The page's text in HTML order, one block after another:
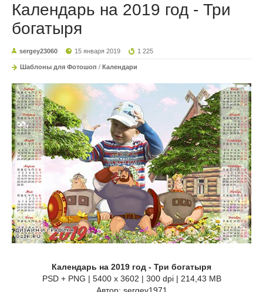
Календарь на 2019 год - Три
богатыря
sergey23060 15 января 2019 1 225
Шаблоны для Фотошоп / Календари
Календарь на 2019 год - Три богатыря
PSD + PNG | 5400 x 3602 | 300 dpi | 214,43 MB
Автор: sergey1971